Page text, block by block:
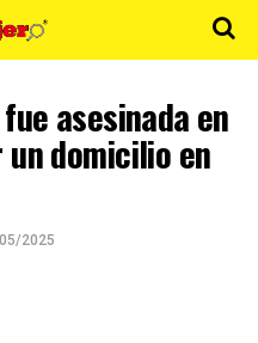
asesinada en
domicilio en
2025